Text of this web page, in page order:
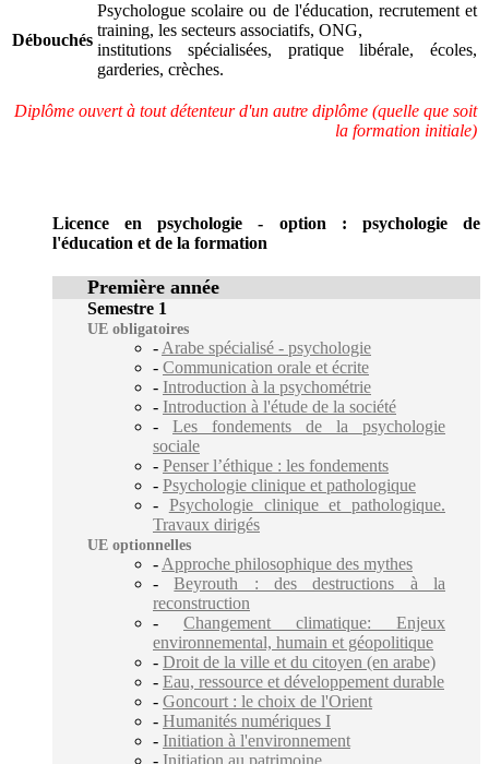
Débouchés
Psychologue scolaire ou de l'éducation, recrutement et
training, les secteurs associatifs, ONG,
institutions spécialisées, pratique libérale, écoles,
garderies, crèches.
Diplôme ouvert à tout détenteur d'un autre diplôme (quelle que soit
la formation initiale)
Licence en psychologie - option : psychologie de
l'éducation et de la formation
Première année
Semestre 1
UE obligatoires
- Arabe spécialisé - psychologie
- Communication orale et écrite
- Introduction à la psychométrie
- Introduction à l'étude de la société
- Les fondements de la psychologie
sociale
- Penser l’éthique : les fondements
- Psychologie clinique et pathologique
- Psychologie clinique et pathologique.
Travaux dirigés
UE optionnelles
- Approche philosophique des mythes
-Beyrouth : des destructions à la
reconstruction
- Changement climatique: Enjeux
environnemental, humain et géopolitique
- Droit de la ville et du citoyen (en arabe)
- Eau, ressource et développement durable
- Goncourt : le choix de l'Orient
- Humanités numériques I
- Initiation à l'environnement
- Initiation au patrimoine